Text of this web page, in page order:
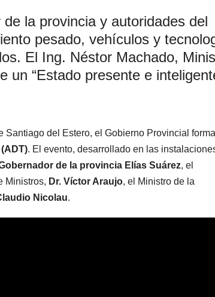
la provincia y autoridades del
pesado, vehículos y
El Ing. Néstor Machado,
un “Estado presente e
del Estero, el Gobierno Provincial
. El evento, desarrollado en las
de la provincia Elías Suárez, el
Ministros, Dr. Víctor Araujo, el Ministro de la
Nicolau.